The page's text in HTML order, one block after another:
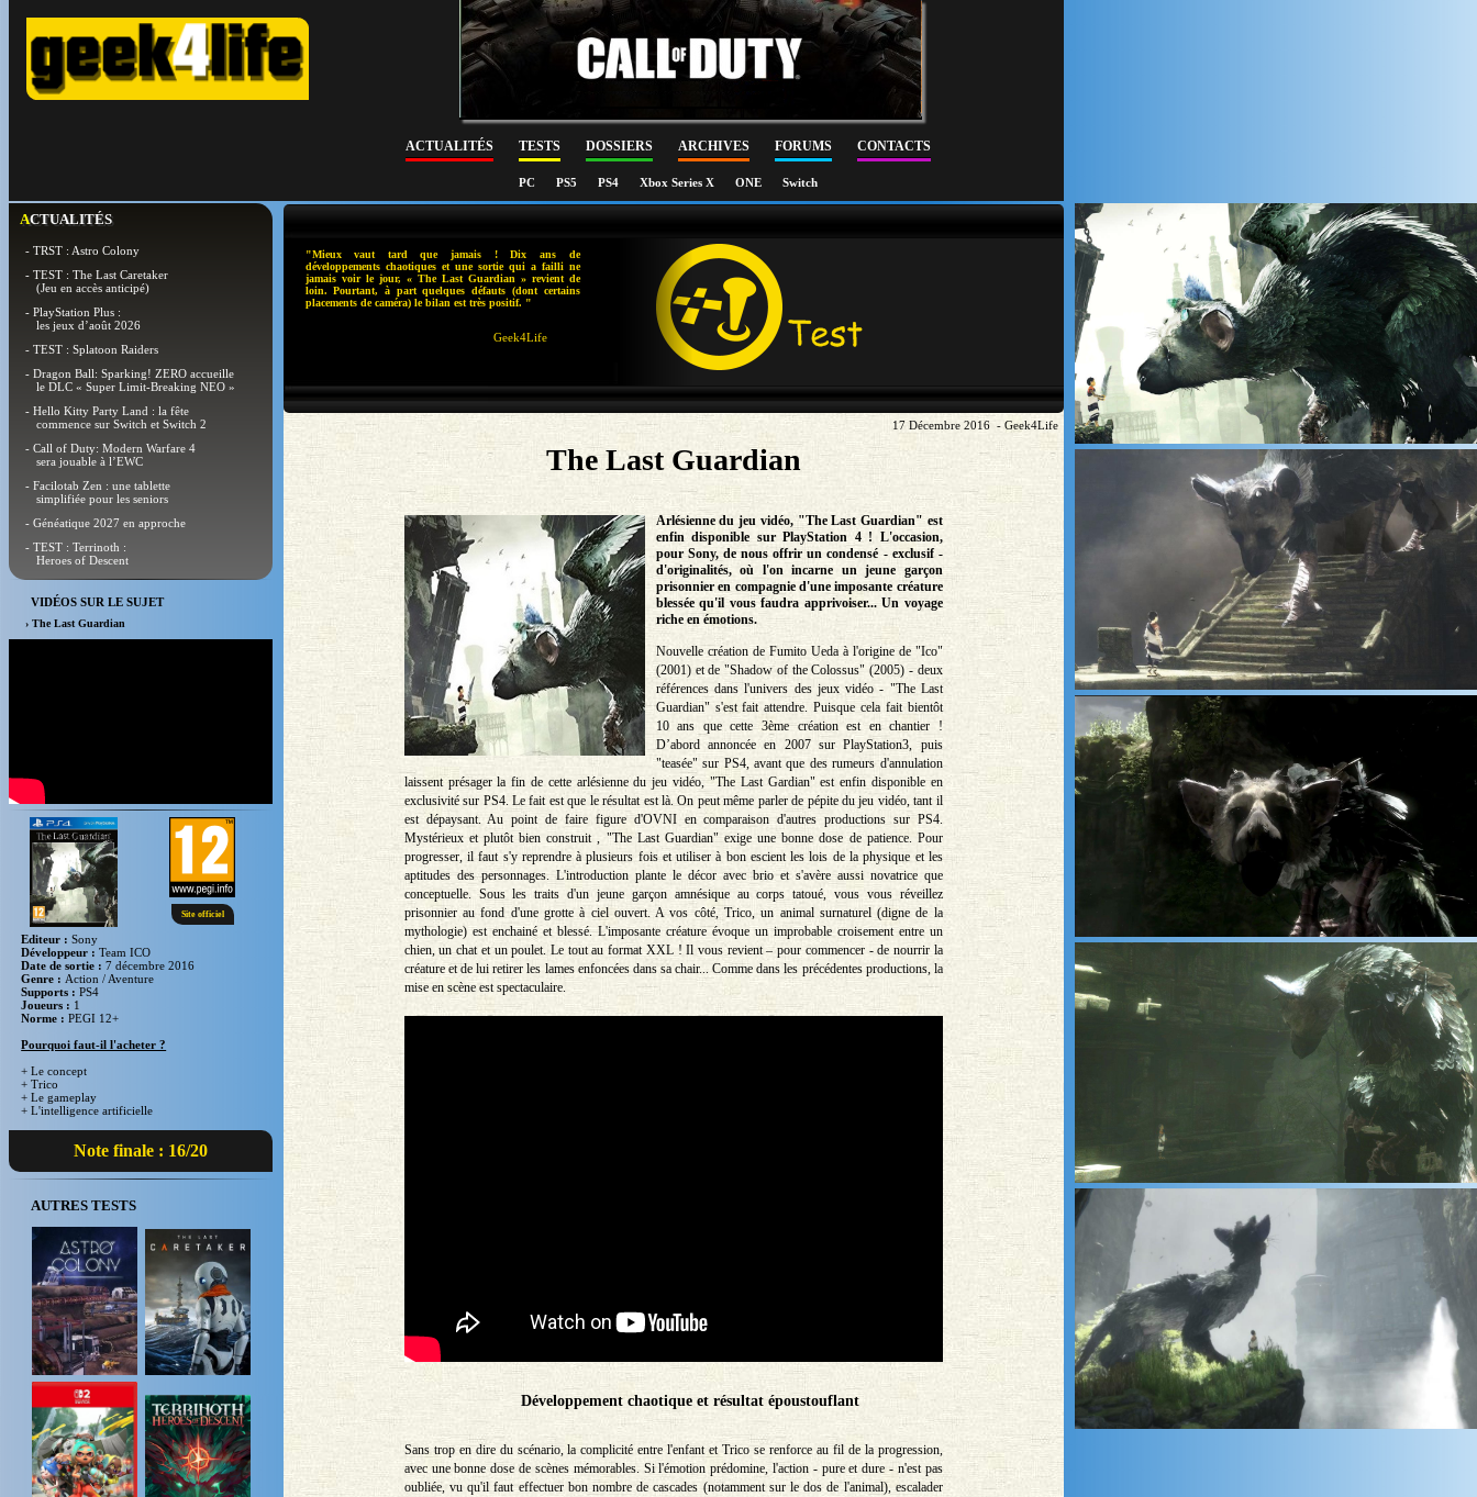
ACTUALITÉS TESTS DOSSIERS ARCHIVES FORUMS CONTACTS
PC PS5 PS4 Xbox Series X ONE Switch
ACTUALITÉS
- TRST : Astro Colony
- TEST : The Last Caretaker
(Jeu en accès anticipé)
- PlayStation Plus :
les jeux d’août 2026
- TEST : Splatoon Raiders
- Dragon Ball: Sparking! ZERO accueille
le DLC « Super Limit-Breaking NEO »
- Hello Kitty Party Land : la fête
commence sur Switch et Switch 2
- Call of Duty: Modern Warfare 4
sera jouable à l’EWC
- Facilotab Zen : une tablette
simplifiée pour les seniors
- Généatique 2027 en approche
- TEST : Terrinoth :
Heroes of Descent
VIDÉOS SUR LE SUJET
› The Last Guardian
Site officiel
Editeur :Sony
Développeur :Team ICO
Date de sortie :7 décembre 2016
Genre : Action / Aventure
Supports :PS4
Joueurs : 1
Norme :PEGI 12+
Pourquoi faut-il l'acheter ?
+ Le concept
+ Trico
+ Le gameplay
+ L'intelligence artificielle
Note finale : 16/20
AUTRES TESTS
"Mieux vaut tard que jamais ! Dix ans de
développements chaotiques et une sortie qui a failli ne
jamais voir le jour, « The Last Guardian » revient de
loin. Pourtant, à part quelques défauts (dont certains
placements de caméra) le bilan est très positif. "
Geek4Life
17 Décembre 2016 - Geek4Life
The Last Guardian
Arlésienne du jeu vidéo, "The Last Guardian" est
enfin disponible sur PlayStation 4 ! L'occasion,
pour Sony, de nous offrir un condensé - exclusif -
d'originalités, où l'on incarne un jeune garçon
prisonnier en compagnie d'une imposante créature
blessée qu'il vous faudra apprivoiser... Un voyage
riche en émotions.
Nouvelle création de Fumito Ueda à l'origine de "Ico"
(2001) et de "Shadow of the Colossus" (2005) - deux
références dans l'univers des jeux vidéo - "The Last
Guardian" s'est fait attendre. Puisque cela fait bientôt
10 ans que cette 3ème création est en chantier !
D’abord annoncée en 2007 sur PlayStation3, puis
"teasée" sur PS4, avant que des rumeurs d'annulation
laissent présager la fin de cette arlésienne du jeu vidéo, "The Last Gardian" est enfin disponible en
exclusivité sur PS4. Le fait est que le résultat est là. On peut même parler de pépite du jeu vidéo, tant il
est dépaysant. Au point de faire figure d'OVNI en comparaison d'autres productions sur PS4.
Mystérieux et plutôt bien construit , "The Last Guardian" exige une bonne dose de patience. Pour
progresser, il faut s'y reprendre à plusieurs fois et utiliser à bon escient les lois de la physique et les
aptitudes des personnages. L'introduction plante le décor avec brio et s'avère aussi novatrice que
conceptuelle. Sous les traits d'un jeune garçon amnésique au corps tatoué, vous vous réveillez
prisonnier au fond d'une grotte à ciel ouvert. A vos côté, Trico, un animal surnaturel (digne de la
mythologie) est enchainé et blessé. L'imposante créature évoque un improbable croisement entre un
chien, un chat et un poulet. Le tout au format XXL ! Il vous revient – pour commencer - de nourrir la
créature et de lui retirer les lames enfoncées dans sa chair... Comme dans les précédentes productions, la
mise en scène est spectaculaire.
Développement chaotique et résultat époustouflant
Sans trop en dire du scénario, la complicité entre l'enfant et Trico se renforce au fil de la progression,
avec une bonne dose de scènes mémorables. Si l'émotion prédomine, l'action - pure et dure - n'est pas
oubliée, vu qu'il faut effectuer bon nombre de cascades (notamment sur le dos de l'animal), escalader